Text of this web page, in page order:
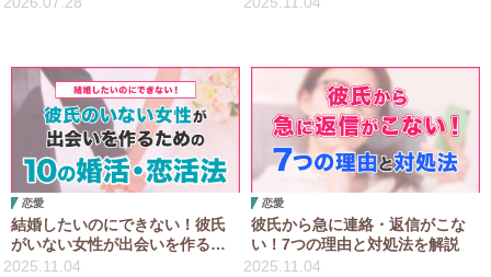
恋愛
結婚したいのにできない！彼氏
がいない女性が出会いを作るた
めの10の婚活・恋活法
2025.11.04
恋愛
彼氏から急に連絡・返信がこな
い！7つの理由と対処法を解説
2025.11.04